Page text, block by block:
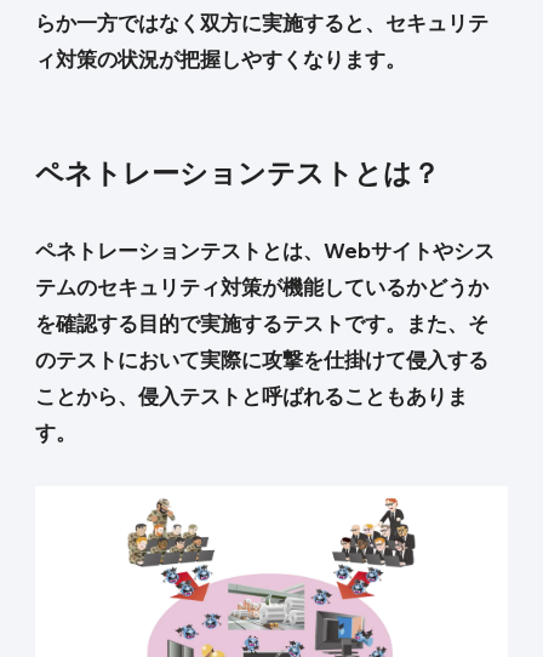
らか一方ではなく双方に実施すると、セキュリテ
ィ対策の状況が把握しやすくなります。
ペネトレーションテストとは？
ペネトレーションテストとは、Webサイトやシス
テムのセキュリティ対策が機能しているかどうか
を確認する目的で実施するテストです。また、そ
のテストにおいて実際に攻撃を仕掛けて侵入する
ことから、侵入テストと呼ばれることもありま
す。